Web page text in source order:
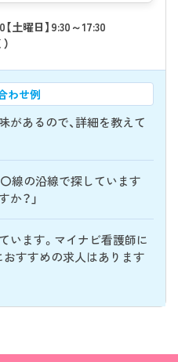
【土曜日】9:30～17:30
わせ例
があるので、詳細を教えて
線の沿線で探しています
か？」
います。マイナビ看護師に
すすめの求人はあります